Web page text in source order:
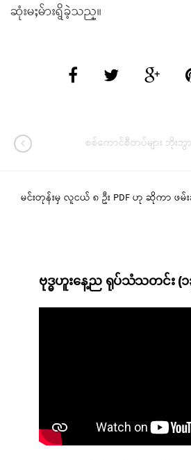
ဆုံးမႈမ်ားရွိခဲ့သည္။
စစ်ကောင်စီတပ်များ ဘိုးဘွ
မင်းတုန်းမှ လူငယ် ၈ ဦး PDF ဟု ဆိုကာ ဖမ်
ဗုဒ္ဓဟူးနေ့ည ရုပ်သံသတင်း (၁